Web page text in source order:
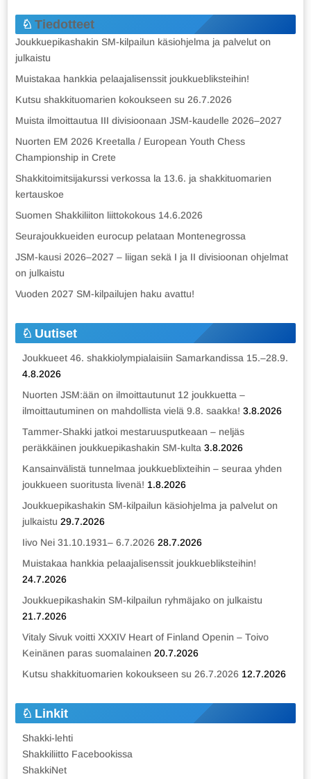
Tiedotteet
Joukkuepikashakin SM-kilpailun käsiohjelma ja palvelut on
julkaistu
Muistakaa hankkia pelaajalisenssit joukkuebliksteihin!
Kutsu shakkituomarien kokoukseen su 26.7.2026
Muista ilmoittautua III divisioonaan JSM-kaudelle 2026–2027
Nuorten EM 2026 Kreetalla / European Youth Chess
Championship in Crete
Shakkitoimitsijakurssi verkossa la 13.6. ja shakkituomarien
kertauskoe
Suomen Shakkiliiton liittokokous 14.6.2026
Seurajoukkueiden eurocup pelataan Montenegrossa
JSM-kausi 2026–2027 – liigan sekä I ja II divisioonan ohjelmat
on julkaistu
Vuoden 2027 SM-kilpailujen haku avattu!
Uutiset
Joukkueet 46. shakkiolympialaisiin Samarkandissa 15.–28.9.
4.8.2026
Nuorten JSM:ään on ilmoittautunut 12 joukkuetta –
ilmoittautuminen on mahdollista vielä 9.8. saakka! 3.8.2026
Tammer-Shakki jatkoi mestaruusputkeaan – neljäs
peräkkäinen joukkuepikashakin SM-kulta 3.8.2026
Kansainvälistä tunnelmaa joukkueblixteihin – seuraa yhden
joukkueen suoritusta livenä! 1.8.2026
Joukkuepikashakin SM-kilpailun käsiohjelma ja palvelut on
julkaistu 29.7.2026
Iivo Nei 31.10.1931– 6.7.2026 28.7.2026
Muistakaa hankkia pelaajalisenssit joukkuebliksteihin!
24.7.2026
Joukkuepikashakin SM-kilpailun ryhmäjako on julkaistu
21.7.2026
Vitaly Sivuk voitti XXXIV Heart of Finland Openin – Toivo
Keinänen paras suomalainen 20.7.2026
Kutsu shakkituomarien kokoukseen su 26.7.2026 12.7.2026
Linkit
Shakki-lehti
Shakkiliitto Facebookissa
ShakkiNet